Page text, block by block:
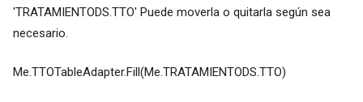
'TRATAMIENTODS.TTO' Puede moverla o quitarla según sea
necesario.
Me.TTOTableAdapter.Fill(Me.TRATAMIENTODS.TTO)